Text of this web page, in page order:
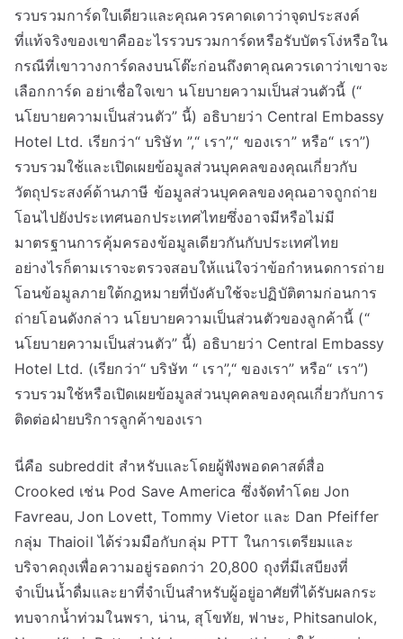
รวบรวมการ์ดใบเดียวและคุณควรคาดเดาว่าจุดประสงค์
ที่แท้จริงของเขาคืออะไรรวบรวมการ์ดหรือรับบัตรโง่หรือใน
กรณีที่เขาวางการ์ดลงบนโต๊ะก่อนถึงตาคุณควรเดาว่าเขาจะ
เลือกการ์ด อย่าเชื่อใจเขา นโยบายความเป็นส่วนตัวนี้ (“
นโยบายความเป็นส่วนตัว” นี้) อธิบายว่า Central Embassy
Hotel Ltd. เรียกว่า“ บริษัท ”,“ เรา”,“ ของเรา” หรือ“ เรา”)
รวบรวมใช้และเปิดเผยข้อมูลส่วนบุคคลของคุณเกี่ยวกับ
วัตถุประสงค์ด้านภาษี ข้อมูลส่วนบุคคลของคุณอาจถูกถ่าย
โอนไปยังประเทศนอกประเทศไทยซึ่งอาจมีหรือไม่มี
มาตรฐานการคุ้มครองข้อมูลเดียวกันกับประเทศไทย
อย่างไรก็ตามเราจะตรวจสอบให้แน่ใจว่าข้อกำหนดการถ่าย
โอนข้อมูลภายใต้กฎหมายที่บังคับใช้จะปฏิบัติตามก่อนการ
ถ่ายโอนดังกล่าว นโยบายความเป็นส่วนตัวของลูกค้านี้ (“
นโยบายความเป็นส่วนตัว” นี้) อธิบายว่า Central Embassy
Hotel Ltd. (เรียกว่า“ บริษัท “ เรา”,“ ของเรา” หรือ“ เรา”)
รวบรวมใช้หรือเปิดเผยข้อมูลส่วนบุคคลของคุณเกี่ยวกับการ
ติดต่อฝ่ายบริการลูกค้าของเรา
นี่คือ subreddit สำหรับและโดยผู้ฟังพอดคาสต์สื่อ
Crooked เช่น Pod Save America ซึ่งจัดทำโดย Jon
Favreau, Jon Lovett, Tommy Vietor และ Dan Pfeiffer
กลุ่ม Thaioil ได้ร่วมมือกับกลุ่ม PTT ในการเตรียมและ
บริจาคถุงเพื่อความอยู่รอดกว่า 20,800 ถุงที่มีเสบียงที่
จำเป็นน้ำดื่มและยาที่จำเป็นสำหรับผู้อยู่อาศัยที่ได้รับผลกระ
ทบจากน้ำท่วมในพรา, น่าน, สุโขทัย, ฟาษะ, Phitsanulok,